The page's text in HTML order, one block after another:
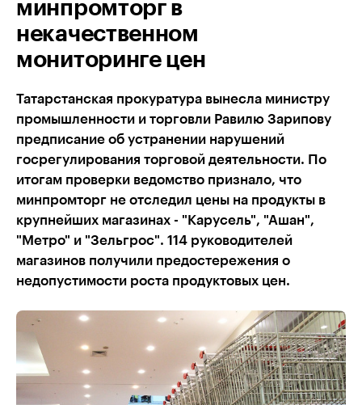
минпромторг в
некачественном
мониторинге цен
Татарстанская прокуратура вынесла министру
промышленности и торговли Равилю Зарипову
предписание об устранении нарушений
госрегулирования торговой деятельности. По
итогам проверки ведомство признало, что
минпромторг не отследил цены на продукты в
крупнейших магазинах - "Карусель", "Ашан",
"Метро" и "Зельгрос". 114 руководителей
магазинов получили предостережения о
недопустимости роста продуктовых цен.